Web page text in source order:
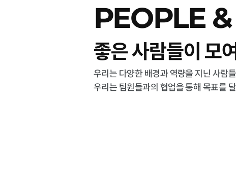
PEOPLE
좋은 사람들이 모
우리는 다양한 배경과 역량을 지닌 사람
우리는 팀원들과의 협업을 통해 목표를